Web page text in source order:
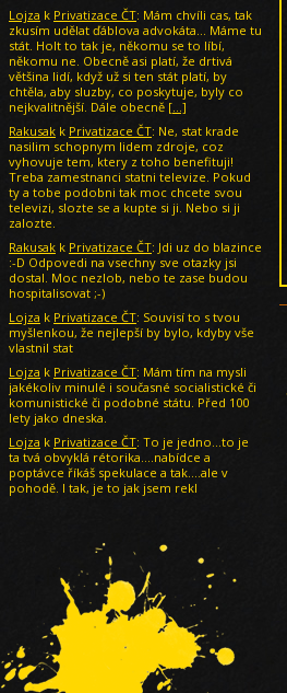
Lojza k Privatizace ČT: Mám chvíli cas, tak
zkusím udělat ďáblova advokáta... Máme tu
stát. Holt to tak je, někomu se to líbí,
někomu ne. Obecně asi platí, že drtivá
většina lidí, když už si ten stát platí, by
chtěla, aby sluzby, co poskytuje, byly co
nejkvalitnější. Dále obecně […]
Rakusak k Privatizace ČT: Ne, stat krade
nasilim schopnym lidem zdroje, coz
vyhovuje tem, ktery z toho benefituji!
Treba zamestnanci statni televize. Pokud
ty a tobe podobni tak moc chcete svou
televizi, slozte se a kupte si ji. Nebo si ji
zalozte.
Rakusak k Privatizace ČT: Jdi uz do blazince
:-D Odpovedi na vsechny sve otazky jsi
dostal. Moc nezlob, nebo te zase budou
hospitalisovat ;-)
Lojza k Privatizace ČT: Souvisí to s tvou
myšlenkou, že nejlepší by bylo, kdyby vše
vlastnil stat
Lojza k Privatizace ČT: Mám tím na mysli
jakékoliv minulé i současné socialistické či
komunistické či podobné státu. Před 100
lety jako dneska.
Lojza k Privatizace ČT: To je jedno...to je
ta tvá obvyklá rétorika....nabídce a
poptávce říkáš spekulace a tak....ale v
pohodě. I tak, je to jak jsem rekl